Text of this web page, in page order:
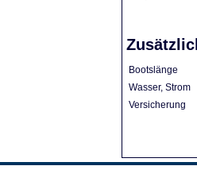
Bootslänge
Wasser, Strom
Versicherung